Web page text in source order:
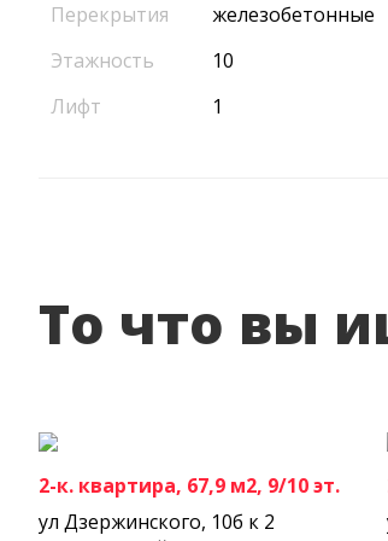
Перекрытия
железобетонные
Этажность
10
Лифт
1
То что вы
2-к. квартира, 67,9 м2, 9/10 эт.
ул Дзержинского, 10б к 2